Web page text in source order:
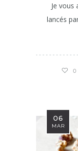
Je vous
lancés
0
06
MAR